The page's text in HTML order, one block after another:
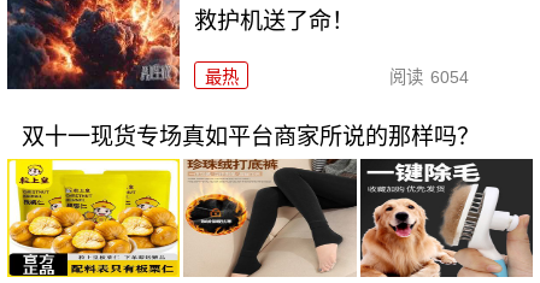
救护机送了命！
最热 阅读 6054
双十一现货专场真如平台商家所说的那样吗？